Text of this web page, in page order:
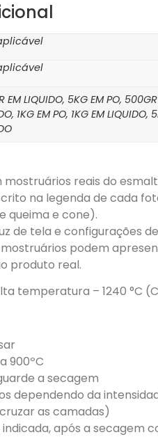
EM LIQUIDO, 5KG EM PO,
1KG EM PO, 1KG EM LIQUIDO,
reais do
na legenda de cada
queima e cone).
de tela e configurações de
podem
produto real.
temperatura – 1240 °C
900ºC
a secagem
dependendo da
as camadas)
após a secagem